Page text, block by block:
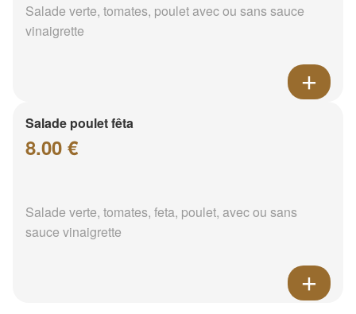
Salade verte, tomates, poulet avec ou sans sauce
vinaigrette
Salade poulet fêta
8.00 €
Salade verte, tomates, feta, poulet, avec ou sans
sauce vinaigrette